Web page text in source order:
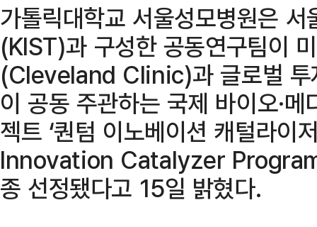
가톨릭대학교 서울성모병원은
(KIST)과 구성한 공동연구팀이
(Cleveland Clinic)과 글로벌
이 공동 주관하는 국제 바이오·
젝트 ‘퀀텀 이노베이션 캐털라
Innovation Catalyzer
종 선정됐다고 15일 밝혔다.